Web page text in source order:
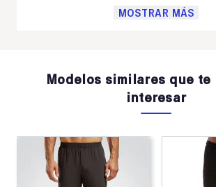
Versátiles y modernos, los pantalones
MOSTRAR MÁS
Modelos similares que te
interesar